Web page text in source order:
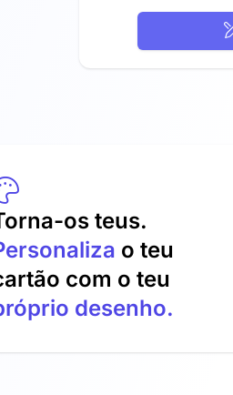
os teus.
o teu
com o teu
desenho.